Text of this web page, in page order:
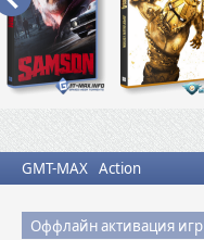
GMT-MAX Action
Оффлайн активация игр